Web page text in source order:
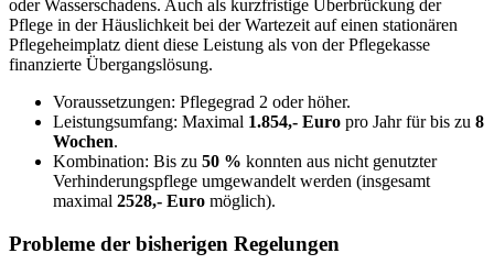
oder Wasserschadens. Auch als kurzfristige Überbrückung der
Pflege in der Häuslichkeit bei der Wartezeit auf einen stationären
Pflegeheimplatz dient diese Leistung als von der Pflegekasse
finanzierte Übergangslösung.
Voraussetzungen: Pflegegrad 2 oder höher.
Leistungsumfang: Maximal 1.854,- Euro pro Jahr für bis zu 8
Wochen.
Kombination: Bis zu 50 % konnten aus nicht genutzter
Verhinderungspflege umgewandelt werden (insgesamt
maximal 2528,- Euro möglich).
Probleme der bisherigen Regelungen